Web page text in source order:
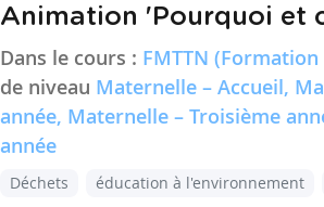
Animation 'Pourquoi et
Dans le cours : FMTTN
de niveau Maternelle – Accueil,
année, Maternelle – Troisième
année
Déchets éducation à l'environnement